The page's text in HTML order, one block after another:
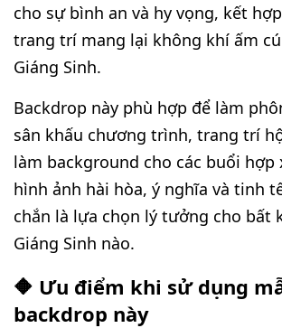
cho sự bình an và hy vọng, kết
trang trí mang lại không khí ấm
Giáng Sinh.
Backdrop này phù hợp để làm
sân khấu chương trình, trang trí
làm background cho các buổi hợp
hình ảnh hài hòa, ý nghĩa và tinh
chắn là lựa chọn lý tưởng cho bất
Giáng Sinh nào.
🔶 Ưu điểm khi sử dụng
backdrop này